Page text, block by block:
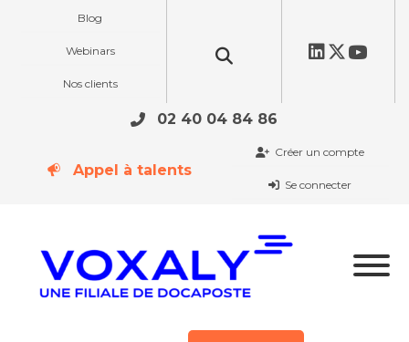
Blog
Webinars
Nos clients
02 40 04 84 86
Appel à talents
Créer un compte
Se connecter